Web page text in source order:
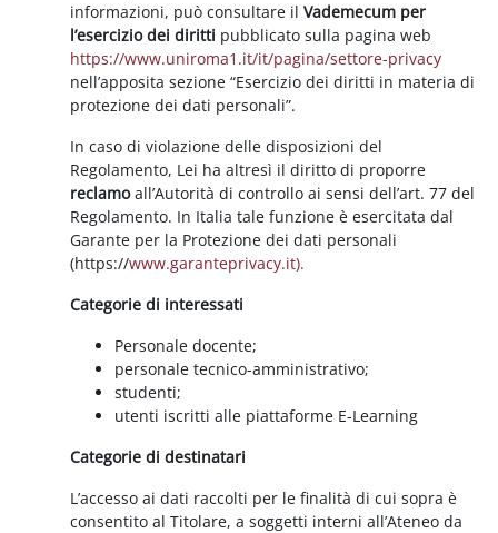
informazioni, può consultare ilVademecum per
l’esercizio dei diritti pubblicato sulla pagina web
https://www.uniroma1.it/it/pagina/settore-privacy
nell’apposita sezione “Esercizio dei diritti in materia di
protezione dei dati personali”.
In caso di violazione delle disposizioni del
Regolamento, Lei ha altresì il diritto di proporre
reclamoall’Autorità di controllo ai sensi dell’art. 77 del
Regolamento. In Italia tale funzione è esercitata dal
Garante per la Protezione dei dati personali
(https://www.garanteprivacy.it).
Categorie di interessati
Personale docente;
personale tecnico-amministrativo;
studenti;
utenti iscritti alle piattaforme E-Learning
Categorie di destinatari
L’accesso ai dati raccolti per le finalità di cui sopra è
consentito al Titolare, a soggetti interni all’Ateneo da